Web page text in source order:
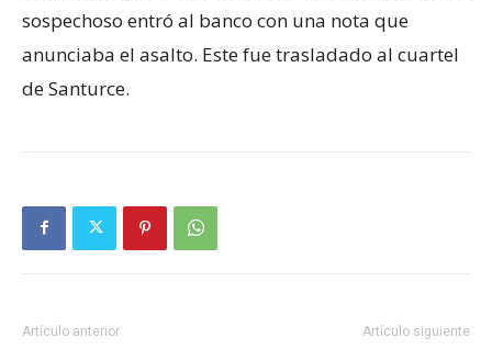
sospechoso entró al banco con una nota que
anunciaba el asalto. Este fue trasladado al cuartel
de Santurce.
Artículo anterior Artículo siguiente